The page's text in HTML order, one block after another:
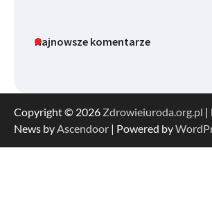
Najnowsze komentarze
Copyright © 2026 Zdrowieiuroda.org.pl |
News byAscendoor | Powered by